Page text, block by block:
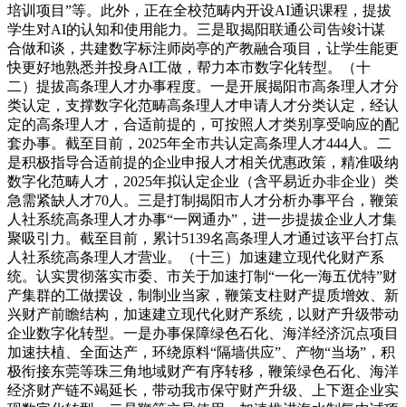
培训项目”等。此外，正在全校范畴内开设AI通识课程，提拔
学生对AI的认知和使用能力。三是取揭阳联通公司告竣计谋
合做和谈，共建数字标注师岗亭的产教融合项目，让学生能更
快更好地熟悉并投身AI工做，帮力本市数字化转型。（十
二）提拔高条理人才办事程度。一是开展揭阳市高条理人才分
类认定，支撑数字化范畴高条理人才申请人才分类认定，经认
定的高条理人才，合适前提的，可按照人才类别享受响应的配
套办事。截至目前，2025年全市共认定高条理人才444人。二
是积极指导合适前提的企业申报人才相关优惠政策，精准吸纳
数字化范畴人才，2025年拟认定企业（含平易近办非企业）类
急需紧缺人才70人。三是打制揭阳市人才分析办事平台，鞭策
人社系统高条理人才办事“一网通办”，进一步提拔企业人才集
聚吸引力。截至目前，累计5139名高条理人才通过该平台打点
人社系统高条理人才营业。（十三）加速建立现代化财产系
统。认实贯彻落实市委、市关于加速打制“一化一海五优特”财
产集群的工做摆设，制制业当家，鞭策支柱财产提质增效、新
兴财产前瞻结构，加速建立现代化财产系统，以财产升级带动
企业数字化转型。一是办事保障绿色石化、海洋经济沉点项目
加速扶植、全面达产，环绕原料“隔墙供应”、产物“当场”，积
极衔接东莞等珠三角地域财产有序转移，鞭策绿色石化、海洋
经济财产链不竭延长，带动我市保守财产升级、上下逛企业实